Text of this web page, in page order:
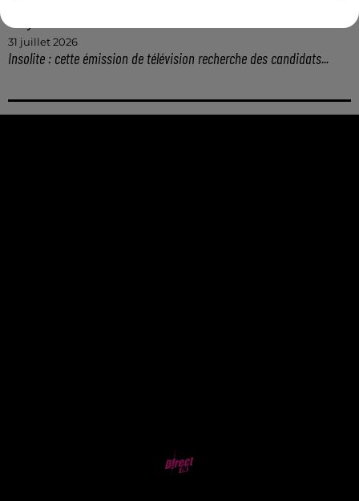
Vosges : les feux d’artifice de Gérardmer sont annulés
31 juillet 2026
Insolite : cette émission de télévision recherche des candidats...